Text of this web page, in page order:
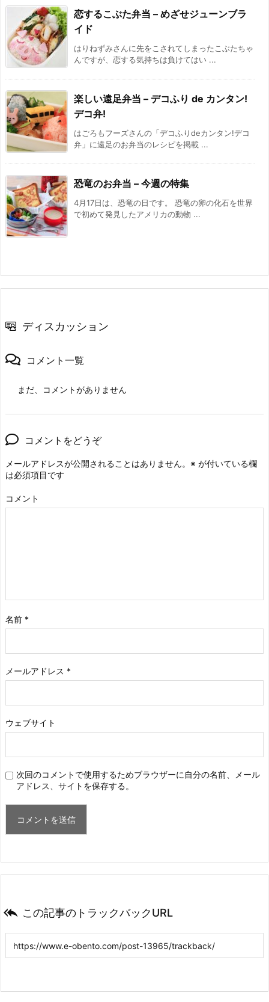
恋するこぶた弁当 – めざせジューンブラ
イド
はりねずみさんに先をこされてしまったこぶたちゃ
んですが、恋する気持ちは負けてはい ...
楽しい遠足弁当 – デコふり de カンタン!
デコ弁!
はごろもフーズさんの「デコふりdeカンタン!デコ
弁」に遠足のお弁当のレシピを掲載 ...
恐竜のお弁当 – 今週の特集
4月17日は、恐竜の日です。 恐竜の卵の化石を世界
で初めて発見したアメリカの動物 ...
ディスカッション
コメント一覧
まだ、コメントがありません
コメントをどうぞ
メールアドレスが公開されることはありません。 ※ が付いている欄
は必須項目です
コメント
名前 *
メールアドレス *
ウェブサイト
次回のコメントで使用するためブラウザーに自分の名前、メール
アドレス、サイトを保存する。
 この記事のトラックバックURL